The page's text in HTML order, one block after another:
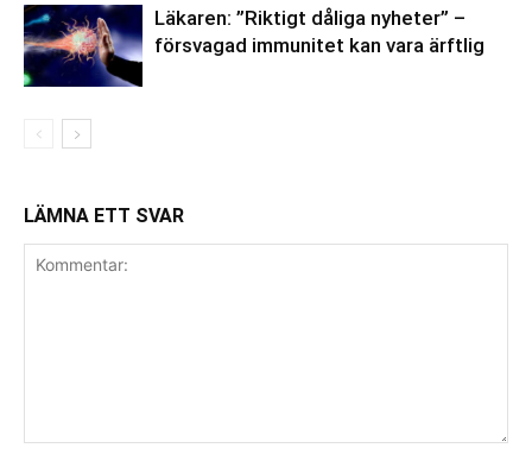
Läkaren: ”Riktigt dåliga nyheter” –
försvagad immunitet kan vara ärftlig
LÄMNA ETT SVAR